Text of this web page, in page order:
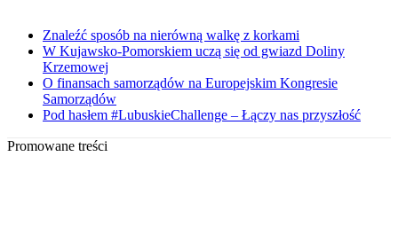
Znaleźć sposób na nierówną walkę z korkami
W Kujawsko-Pomorskiem uczą się od gwiazd Doliny
Krzemowej
O finansach samorządów na Europejskim Kongresie
Samorządów
Pod hasłem #LubuskieChallenge – Łączy nas przyszłość
Promowane treści